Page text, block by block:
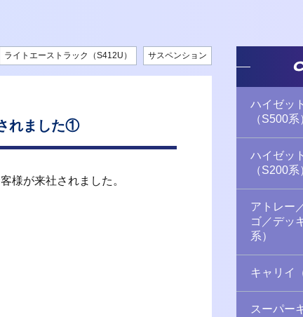
ライトエーストラック（S412U） サスペンション
れました①
様が来社されました。
ハイゼッ
（S500系
ハイゼッ
（S200系
アトレー
ゴ／デッ
系）
キャリイ
スーパー